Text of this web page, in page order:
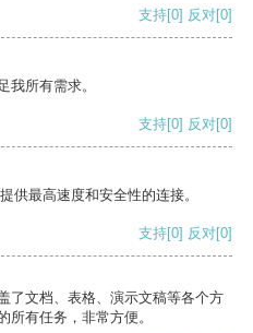
支持[0] 反对[0]
我所有需求。
支持[0] 反对[0]
供最高速度和安全性的连接。
支持[0] 反对[0]
了文档、表格、演示文稿等各个方
所有任务，非常方便。